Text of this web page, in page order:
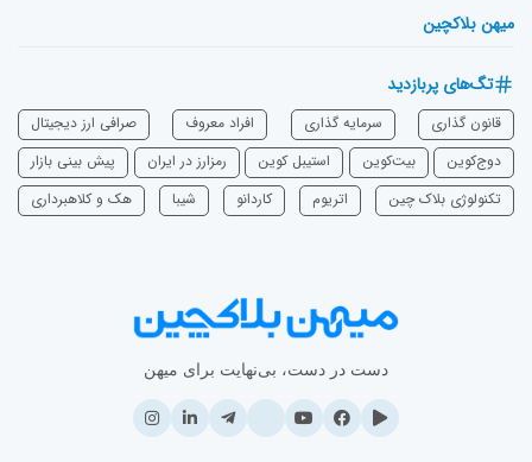
میهن بلاکچین
تگ‌های پربازدید
قانون گذاری سرمایه‌ گذاری افراد معروف
صرافی ارز دیجیتال
دوج‌کوین
بیت‌کوین استیبل کوین رمزارز در ایران
پیش بینی بازار
تکنولوژی بلاک چین
اتریوم ‌کاردانو شیبا هک و کلاهبرداری
دست در دست، بی‌نهایت برای میهن